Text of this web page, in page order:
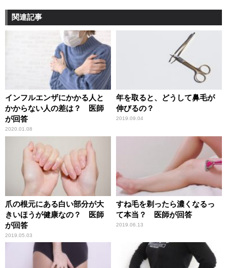
関連記事
インフルエンザにかかる人と
かからない人の差は？ 医師
が回答
2020.01.08
年を取ると、どうして鼻毛が
伸びるの？
2019.09.04
爪の根元にある白い部分が大
きいほうが健康なの？ 医師
が回答
2019.05.03
すね毛を剃ったら濃くなるっ
て本当？ 医師が回答
2019.06.13